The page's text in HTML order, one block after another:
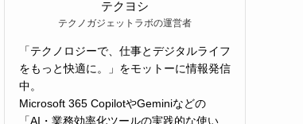
テクヨシ
テクノガジェットラボの運営者
「テクノロジーで、仕事とデジタルライフ
をもっと快適に。」をモットーに情報発信
中。
Microsoft 365 CopilotやGeminiなどの
「AI・業務効率化ツールの実践的な使い